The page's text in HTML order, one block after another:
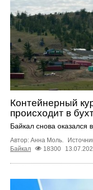
Контейнерный
происходит в
Байкал снова оказался
Автор: Анна Моль.
Байкал
18300